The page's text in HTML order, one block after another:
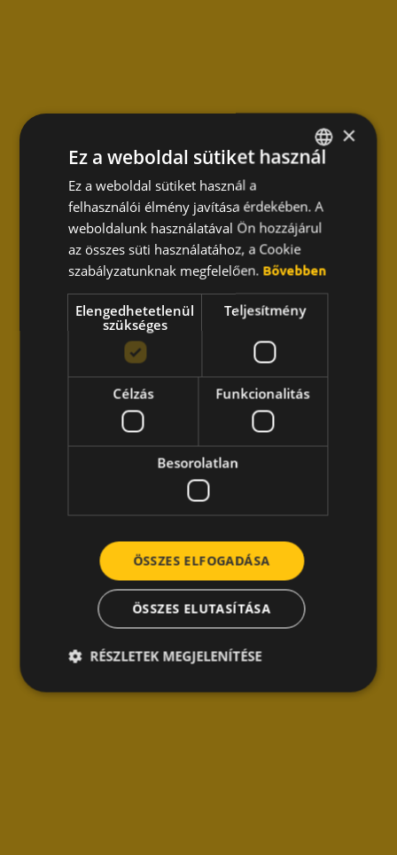
ENGLISH
KOREAN
×
Ez a weboldal sütiket használ
Ez a weboldal sütiket használ a
felhasználói élmény javítása érdekében. A
weboldalunk használatával Ön hozzájárul
az összes süti használatához, a Cookie
szabályzatunknak megfelelően. Bővebben
Elengedhetetlenül
szükséges
Teljesítmény
Célzás Funkcionalitás
Besorolatlan
ÖSSZES ELFOGADÁSA
ÖSSZES ELUTASÍTÁSA
RÉSZLETEK MEGJELENÍTÉSE